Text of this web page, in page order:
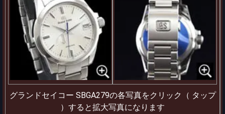
グランドセイコー SBGA279の各写真をクリック（ タップ
）すると拡大写真になります